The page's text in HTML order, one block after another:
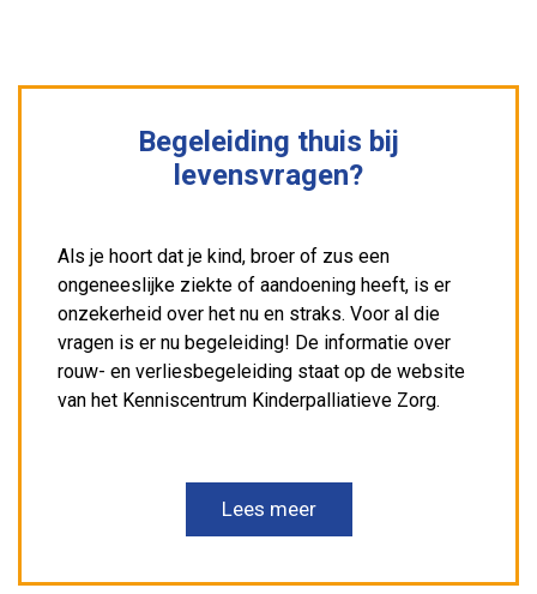
Begeleiding thuis bij
levensvragen?
Als je hoort dat je kind, broer of zus een
ongeneeslijke ziekte of aandoening heeft, is er
onzekerheid over het nu en straks. Voor al die
vragen is er nu begeleiding! De informatie over
rouw- en verliesbegeleiding staat op de website
van het Kenniscentrum Kinderpalliatieve Zorg.
Lees meer